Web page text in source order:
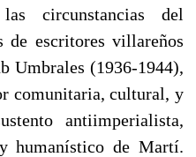
circunstancias del
escritores villareños
Umbrales (1936-1944),
comunitaria, cultural, y
antiimperialista,
humanístico de Martí.